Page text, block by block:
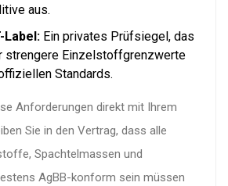
aus.
Label: Ein privates Prüfsiegel, das
strengere Einzelstoffgrenzwerte
Standards.
Anforderungen direkt mit Ihrem
Sie in den Vertrag, dass alle
Spachtelmassen und
AgBB-konform sein müssen